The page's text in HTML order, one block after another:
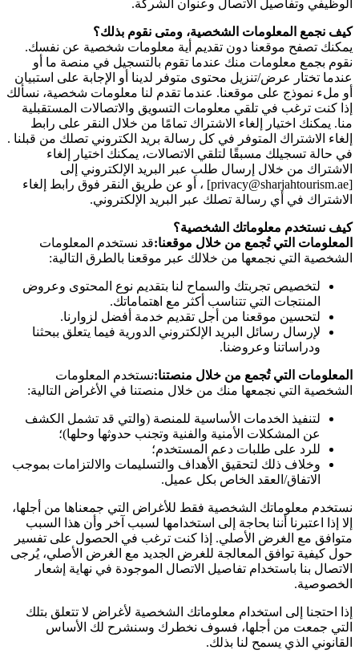
الوظيفي وتفاصيل الاتصال وعنوان الشركة.
كيف نجمع المعلومات الشخصية، ومتى نقوم بذلك؟
يمكنك تصفح موقعنا دون تقديم أية معلومات شخصية عن نفسك.
نقوم بجمع معلومات منك عندما تقوم بالتسجيل في منصة ما أو
عندما تختار عرض/تنزيل محتوى متوفر لدينا أو الإجابة على استبيان
أو ملء نموذج على موقعنا. عندما تقدم لنا معلومات شخصية، نسألك
إذا كنت ترغب في تلقي معلومات التسويق والاتصالات المستقبلية
منا. يمكنك اختيار إلغاء الاشتراك تمامًا من خلال النقر على رابط
إلغاء الاشتراك المتوفر في كل رسالة بريد الكتروني تصلك من قبلنا .
في حالة تسجيلك مسبقًا لتلقي الاتصالات، يمكنك اختيار إلغاء
الاشتراك من خلال إرسال طلب عبر البريد الإلكتروني إلى
[privacy@sharjahtourism.ae] ، أو عن طريق النقر فوق رابط إلغاء
الاشتراك في أي رسالة تصلك عبر البريد الإلكتروني.
كيف نستخدم معلوماتك الشخصية؟
المعلومات التي تُجمع من خلال موقعنا:قد نستخدم المعلومات
الشخصية التي نجمعها من خلالك عبر موقعنا بالطرق التالية:
لتخصيص تجربتك والسماح لنا بتقديم نوع المحتوى وعروض
المنتجات التي تتناسب أكثر مع اهتماماتك.
لتحسين موقعنا من أجل تقديم خدمة أفضل لزوارنا.
لإرسال رسائل البريد الإلكتروني الدورية فيما يتعلق ببحثنا
ودراساتنا وعروضنا.
المعلومات التي تُجمع من خلال منصتنا:نستخدم المعلومات
الشخصية التي نجمعها منك من خلال منصتنا في الأغراض التالية:
لتنفيذ الخدمات الأساسية للمنصة (والتي قد تشمل الكشف
عن المشكلات الأمنية والفنية وتجنب حدوثها وحلها)؛
للرد على طلبات دعم المستخدم؛
وخلاف ذلك لتحقيق الأهداف والتسليمات والالتزامات بموجب
الاتفاق/العقد الخاص بكل عميل.
نستخدم معلوماتك الشخصية فقط للأغراض التي جمعناها من أجلها،
إلا إذا اعتبرنا أننا بحاجة إلى استخدامها لسبب آخر وأن هذا السبب
متوافق مع الغرض الأصلي. إذا كنت ترغب في الحصول على تفسير
حول كيفية توافق المعالجة للغرض الجديد مع الغرض الأصلي، يُرجى
الاتصال بنا باستخدام تفاصيل الاتصال الموجودة في نهاية إشعار
الخصوصية.
إذا احتجنا إلى استخدام معلوماتك الشخصية لأغراض لا تتعلق بتلك
التي جمعت من أجلها، فسوف نخطرك وسنشرح لك الأساس
القانوني الذي يسمح لنا بذلك.